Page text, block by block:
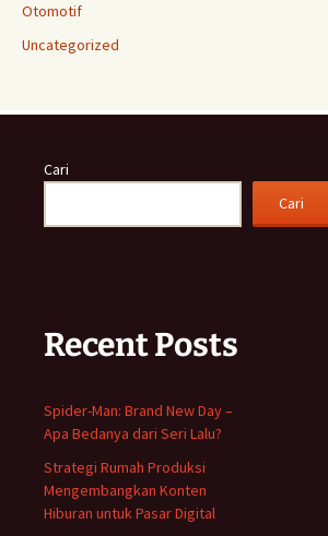
Otomotif
Uncategorized
Cari
Cari
Recent Posts
Spider-Man: Brand New Day –
Apa Bedanya dari Seri Lalu?
Strategi Rumah Produksi
Mengembangkan Konten
Hiburan untuk Pasar Digital